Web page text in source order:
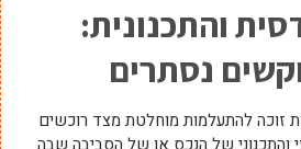
והתכנונית:
נסתרים
זוכה להתעלמות מוחלטת מצד רוכשים